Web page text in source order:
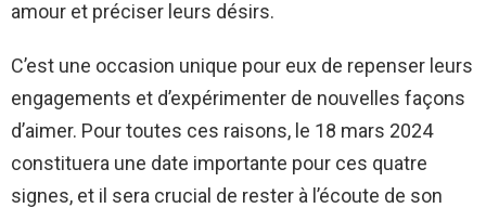
amour et préciser leurs désirs.
C’est une occasion unique pour eux de repenser leurs
engagements et d’expérimenter de nouvelles façons
d’aimer. Pour toutes ces raisons, le 18 mars 2024
constituera une date importante pour ces quatre
signes, et il sera crucial de rester à l’écoute de son